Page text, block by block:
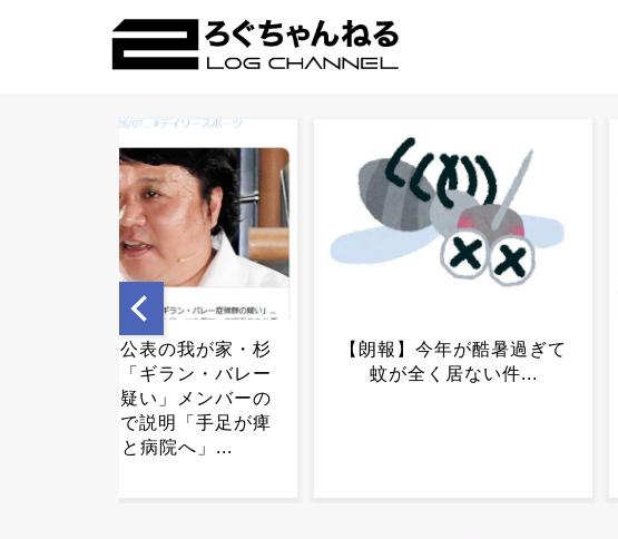
【速報】れいわ新選組、新
たな党名は「いのちの
【朗報】今年が酷暑過ぎて
蚊が全く居ない件...